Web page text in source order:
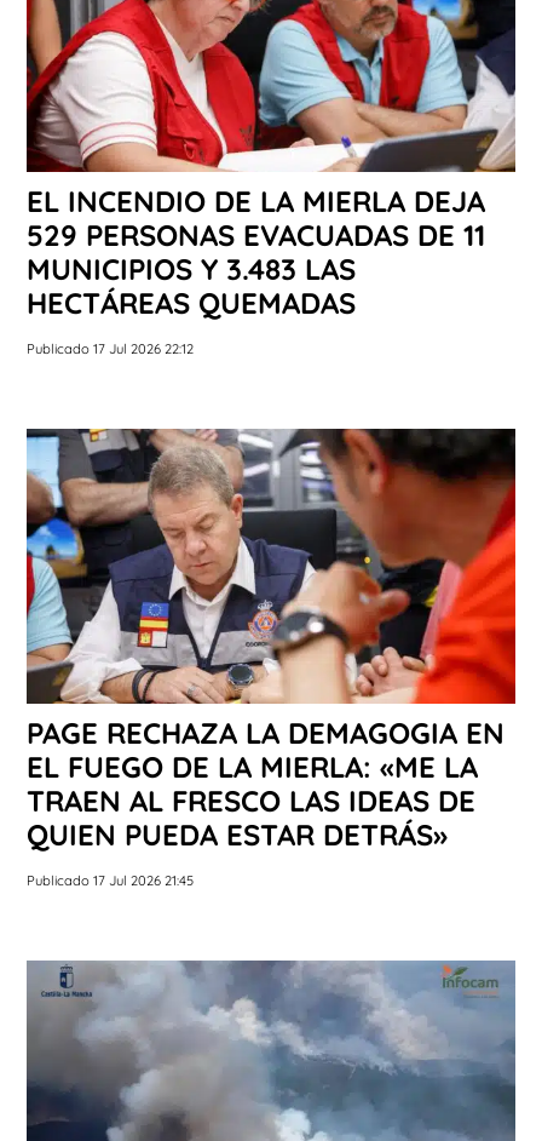
EL INCENDIO DE LA MIERLA DEJA
529 PERSONAS EVACUADAS DE 11
MUNICIPIOS Y 3.483 LAS
HECTÁREAS QUEMADAS
Publicado 17 Jul 2026 22:12
PAGE RECHAZA LA DEMAGOGIA EN
EL FUEGO DE LA MIERLA: «ME LA
TRAEN AL FRESCO LAS IDEAS DE
QUIEN PUEDA ESTAR DETRÁS»
Publicado 17 Jul 2026 21:45